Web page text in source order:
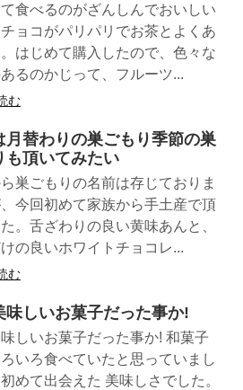
食べるのがざんしんでおいしい
ョコがパリパリでお茶とよくあ
はじめて購入したので、色々な
るのかじって、フルーツ...
む
月替わりの巣ごもり季節の巣
も頂いてみたい
巣ごもりの名前は存じておりま
今回初めて家族から手土産で頂
。舌ざわりの良い黄味あんと、
けの良いホワイトチョコレ...
む
味しいお菓子だった事か!
しいお菓子だった事か! 和菓子
いろ食べていたと思っていまし
めて出会えた 美味しさでした。